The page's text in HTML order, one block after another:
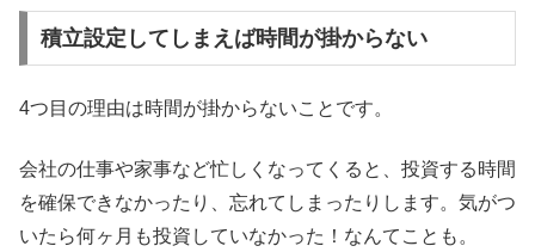
積立設定してしまえば時間が掛からない
4つ目の理由は時間が掛からないことです。
会社の仕事や家事など忙しくなってくると、投資する時間
を確保できなかったり、忘れてしまったりします。気がつ
いたら何ヶ月も投資していなかった！なんてことも。